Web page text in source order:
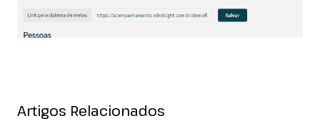
Artigos Relacionados